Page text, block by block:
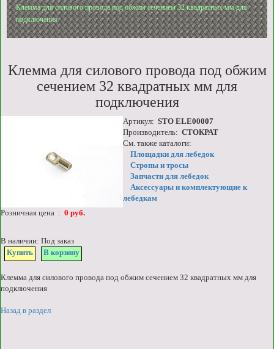
Клемма для силового провода под обжим сечением 32 квадратных мм для
подключения
Клемма для силового провода под обжим
сечением 32 квадратных мм для
подключения
Артикул: STO ELE00007
Производитель: СТОКРАТ
См. также каталоги:
Площадки для лебедок
Стропы и тросы
Запчасти для лебедок
Аксессуары и комплектующие к
лебедкам
Розничная цена : 0 руб.
В наличии: Под заказ
Купить
В корзину
Клемма для силового провода под обжим сечением 32 квадратных мм для
подключения
Назад в раздел